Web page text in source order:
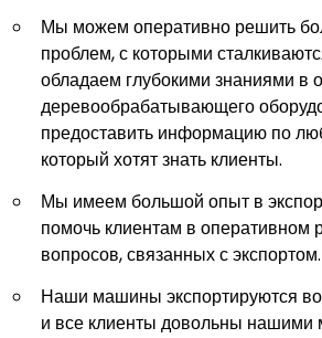
Мы можем оперативно решить
проблем, с которыми
обладаем глубокими знаниями в
деревообрабатывающего
предоставить информацию по
который хотят знать клиенты.
Мы имеем большой опыт в
помочь клиентам в оперативном
вопросов, связанных с экспортом.
Наши машины экспортируются
и все клиенты довольны